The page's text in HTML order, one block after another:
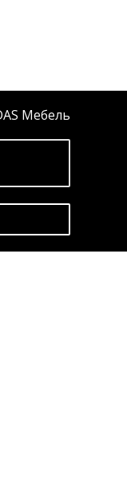
Мебель